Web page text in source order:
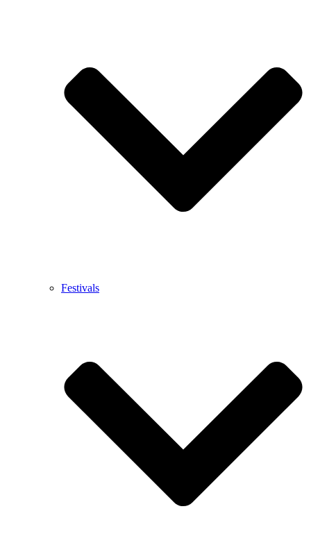
Festivals